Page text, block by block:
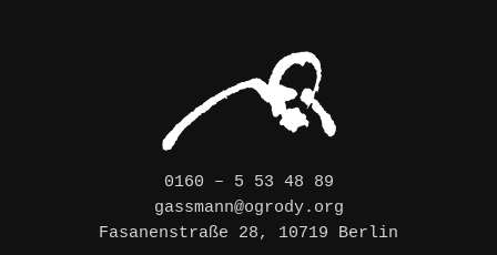
0160 – 5 53 48 89
gassmann@ogrody.org
Fasanenstraße 28, 10719 Berlin